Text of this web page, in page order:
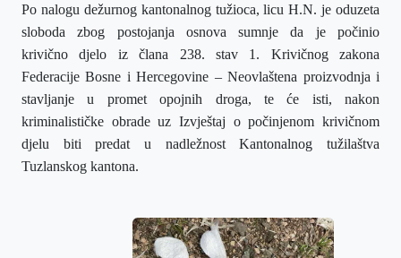
Po nalogu dežurnog kantonalnog tužioca,licu H.N. je oduzeta
sloboda zbog postojanja osnova sumnje da jepočinio
krivično djelo iz člana 238. stav 1. Krivičnog zakona
Federacije Bosne i Hercegovine – Neovlaštena proizvodnja i
stavljanje u promet opojnih droga, teće isti, nakon
kriminalističke obrade uz Izvještaj o počinjenom krivičnom
djelu bitipredat u nadležnost Kantonalnog tužilaštva
Tuzlanskog kantona.